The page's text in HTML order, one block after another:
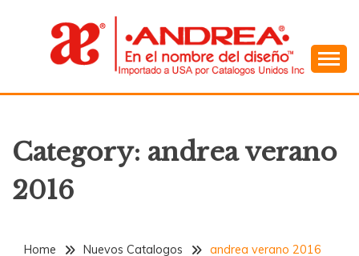
ANDREA
Category: andrea verano
2016
Home Nuevos Catalogos andrea verano 2016